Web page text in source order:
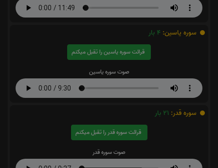
سوره یاسین: 4 بار
قرائت سوره یاسین را تقبل میکنم
صوت سوره یاسین
سوره قدر: 21 بار
قرائت سوره قدر را تقبل میکنم
صوت سوره قدر